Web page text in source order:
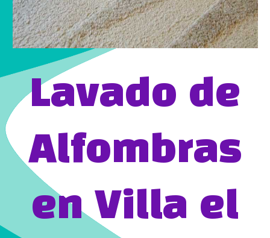
Lavado de
Alfombras
en Villa el